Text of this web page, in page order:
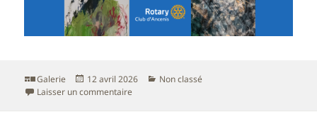
Format
Galerie
Publié
le
12 avril 2026 Catégories
Non classé
Laisser un commentairesur Exposition Ancenis Rotary Arts